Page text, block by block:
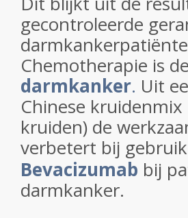
gecontroleerde
Chemotherapie is
darmkanker. Uit
Chinese
kruiden) de
verbetert bij
Bevacizumab bij
darmkanker.